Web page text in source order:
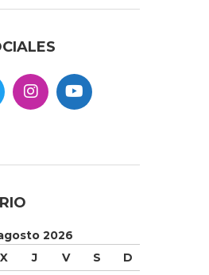
2026
X J V S
D